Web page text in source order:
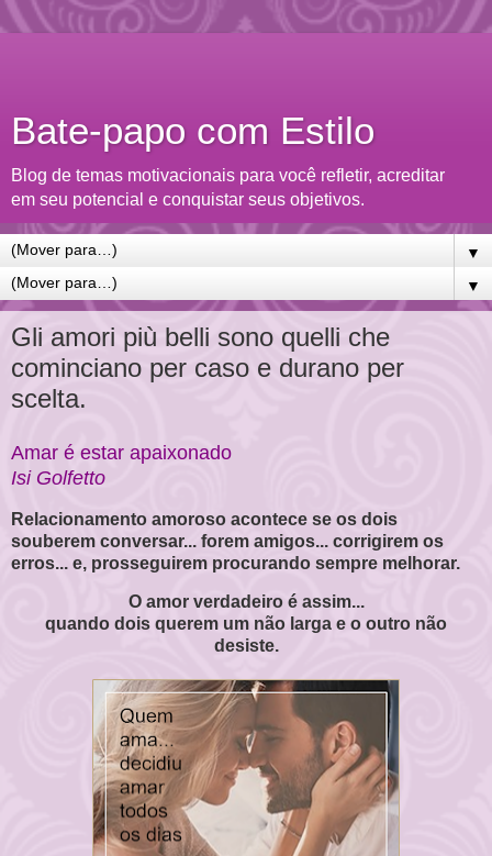
Bate-papo com Estilo
Blog de temas motivacionais para você refletir, acreditar
em seu potencial e conquistar seus objetivos.
▼
▼
Gli amori più belli sono quelli che
cominciano per caso e durano per
scelta.
Amar é estar apaixonado
Isi Golfetto
Relacionamento amoroso acontece se os dois
souberem conversar... forem amigos... corrigirem os
erros... e, prosseguirem procurando sempre melhorar.
O amor verdadeiro é assim...
quando dois querem um não larga e o outro não
desiste.